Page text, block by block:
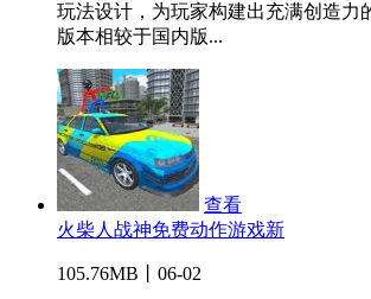
玩法设计，为玩家构建出充满创造力
版本相较于国内版...
查看
火柴人战神免费动作游戏新
105.76MB丨06-02